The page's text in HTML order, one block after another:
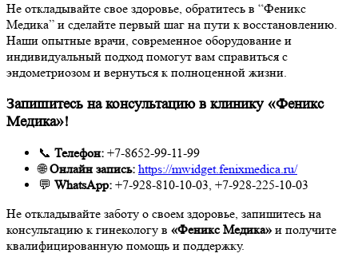
Не откладывайте свое здоровье, обратитесь в “Феникс
Медика” и сделайте первый шаг на пути к восстановлению.
Наши опытные врачи, современное оборудование и
индивидуальный подход помогут вам справиться с
эндометриозом и вернуться к полноценной жизни.
Запишитесь на консультацию в клинику «Феникс
Медика»!
📞 Телефон: +7-8652-99-11-99
🌐Онлайн запись: https://mwidget.fenixmedica.ru/
💬 WhatsApp: +7-928-810-10-03, +7-928-225-10-03
Не откладывайте заботу о своем здоровье, запишитесь на
консультацию к гинекологу в «Феникс Медика» и получите
квалифицированную помощь и поддержку.